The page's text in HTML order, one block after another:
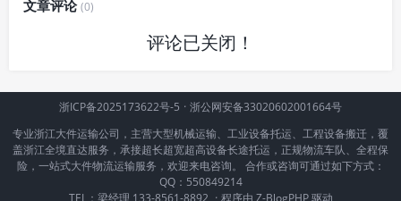
文章评论(0)
评论已关闭！
浙ICP备2025173622号-5 · 浙公网安备33020602001664号
专业浙江大件运输公司，主营大型机械运输、工业设备托运、工程设备搬迁，覆
盖浙江全境直达服务，承接超长超宽超高设备长途托运，正规物流车队、全程保
险，一站式大件物流运输服务，欢迎来电咨询。 合作或咨询可通过如下方式：
QQ：550849214
TEL：梁经理 133-8561-8892 · 程序由 Z-BlogPHP驱动